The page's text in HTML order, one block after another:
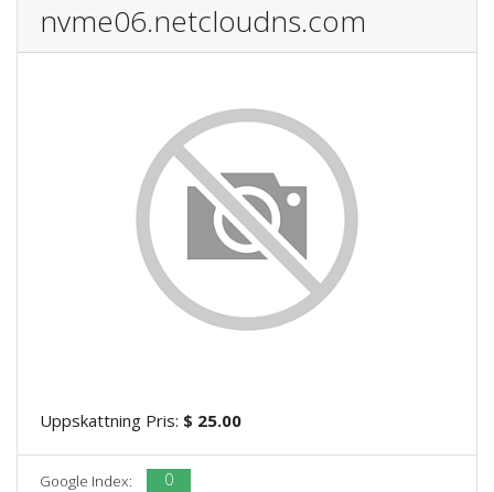
nvme06.netcloudns.com
Uppskattning Pris: $ 25.00
Google Index: 0